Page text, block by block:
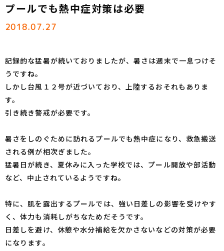
プールでも熱中症対策は必要
2018.07.27
記録的な猛暑が続いておりましたが、暑さは週末で一息つけそ
うですね。
しかし台風１２号が近づいており、上陸するおそれもありま
す。
引き続き警戒が必要です。
暑さをしのぐために訪れるプールでも熱中症になり、救急搬送
される例が相次ぎました。
猛暑日が続き、夏休みに入った学校では、プール開放や部活動
など、中止されているようですね。
特に、肌を露出するプールでは、強い日差しの影響を受けやす
く、体力も消耗しがちなためだそうです。
日差しを避け、休憩や水分補給を欠かさないなどの対策が必要
になります。